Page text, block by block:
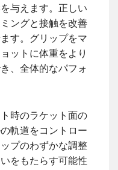
与えます。正しい
ングと接触を改善
す。グリップをマ
ットに体重をより
、全体的なパフォ
時のラケット面の
軌道をコントロー
プのわずかな調整
をもたらす可能性